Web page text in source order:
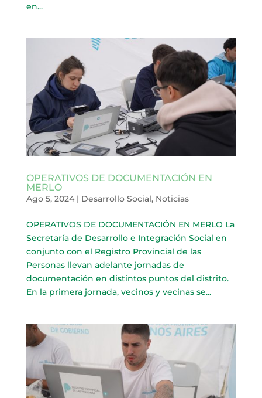
en...
OPERATIVOS DE DOCUMENTACIÓN EN
MERLO
Ago 5, 2024| Desarrollo Social, Noticias
OPERATIVOS DE DOCUMENTACIÓN EN MERLO La
Secretaría de Desarrollo e Integración Social en
conjunto con el Registro Provincial de las
Personas llevan adelante jornadas de
documentación en distintos puntos del distrito.
En la primera jornada, vecinos y vecinas se...